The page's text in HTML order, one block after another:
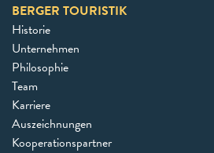
BERGER TOURISTIK
Historie
Unternehmen
Philosophie
Team
Karriere
Auszeichnungen
Kooperationspartner